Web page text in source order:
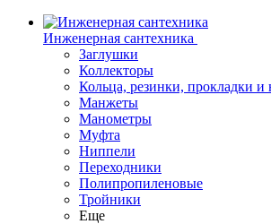
Инженерная сантехника
Заглушки
Коллекторы
Кольца, резинки, прокладки и
Манжеты
Манометры
Муфта
Ниппели
Переходники
Полипропиленовые
Тройники
Еще